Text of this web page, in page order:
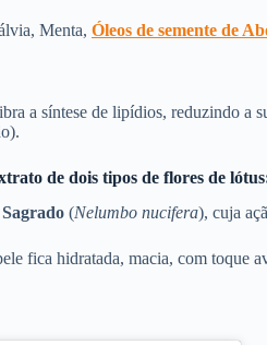
Menta, Óleos de semente de
a síntese de lipídios, reduzindo a
de dois tipos de flores de
(Nelumbo nucifera), cuja
fica hidratada, macia, com toque